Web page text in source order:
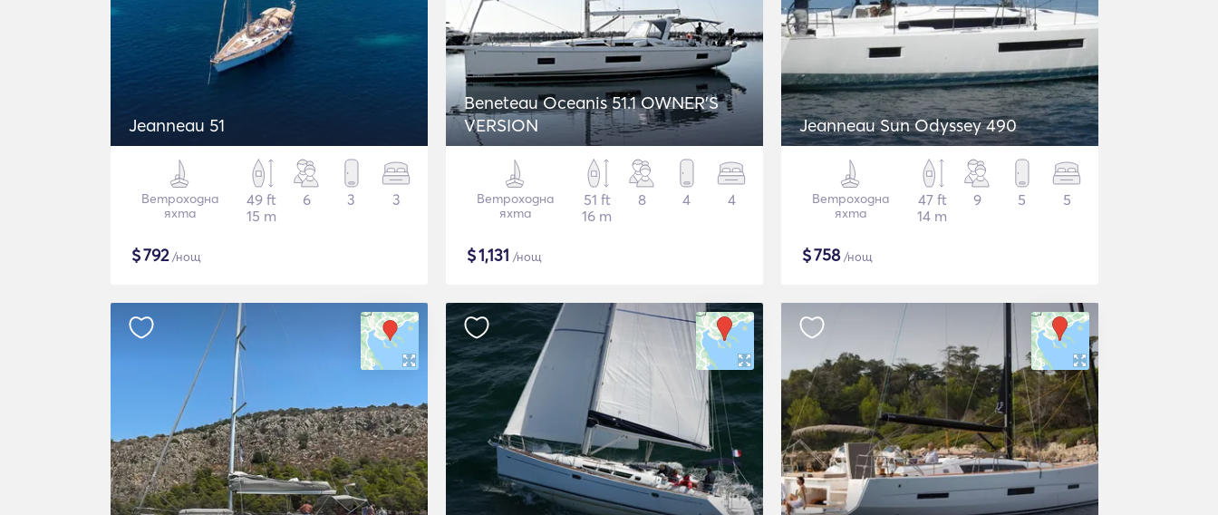
Jeanneau 51
Ветроходна
яхта
49 ft
15 m
6 3 3
$792/нощ
Beneteau Oceanis 51.1 OWNER'S
VERSION
Ветроходна
яхта
51 ft
16 m
8 4 4
$1,131 /нощ
Jeanneau Sun Odyssey 490
Ветроходна
яхта
47 ft
14 m
9 5 5
$758/нощ